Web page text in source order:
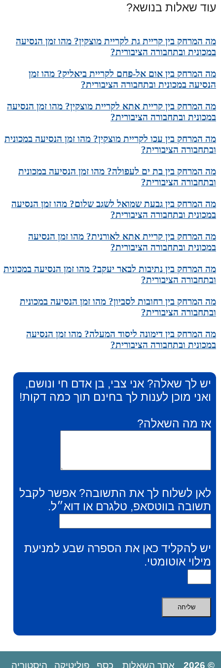
עוד שאלות בנושא?
מה המרחק בין קריית גת לקריית מוצקין? מהו זמן הנסיעה
במכונית ובתחבורה הציבורית?
מה המרחק בין אום אל-פחם לקריית ביאליק? מהו זמן
הנסיעה במכונית ובתחבורה הציבורית?
מה המרחק בין קריית אתא לקריית מוצקין? מהו זמן הנסיעה
במכונית ובתחבורה הציבורית?
מה המרחק בין עכו לקריית מוצקין? מהו זמן הנסיעה במכונית
ובתחבורה הציבורית?
מה המרחק בין בת ים לעפולה? מהו זמן הנסיעה במכונית
ובתחבורה הציבורית?
מה המרחק בין גבעת שמואל לשגב שלום? מהו זמן הנסיעה
במכונית ובתחבורה הציבורית?
מה המרחק בין קריית אתא לאורנית? מהו זמן הנסיעה
במכונית ובתחבורה הציבורית?
מה המרחק בין נתיבות לבאר יעקב? מהו זמן הנסיעה במכונית
ובתחבורה הציבורית?
מה המרחק בין רחובות לסביון? מהו זמן הנסיעה במכונית
ובתחבורה הציבורית?
מה המרחק בין דימונה ליסוד המעלה? מהו זמן הנסיעה
במכונית ובתחבורה הציבורית?
יש לך שאלה? אני צבי, בן אדם חי ונושם,
ואני מוכן לענות לך בחינם תוך כמה דקות!
אז מה השאלה?
לאן לשלוח לך את התשובה? אפשר לקבל
תשובה בווטסאפ, טלגרם או דוא״ל.
יש להקליד כאן את הספרה שבע למניעת
מילוי אוטומטי.
© 2026 אתר השאלות כסף פוליטיקה היסטוריה